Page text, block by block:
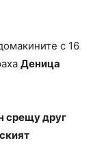
с 16
Деница
срещу друг